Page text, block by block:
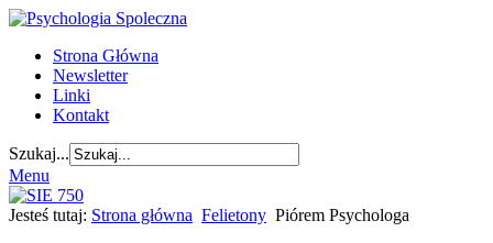
Strona Główna
Newsletter
Linki
Kontakt
Szukaj...
Menu
Jesteś tutaj: Strona główna Felietony Piórem Psychologa